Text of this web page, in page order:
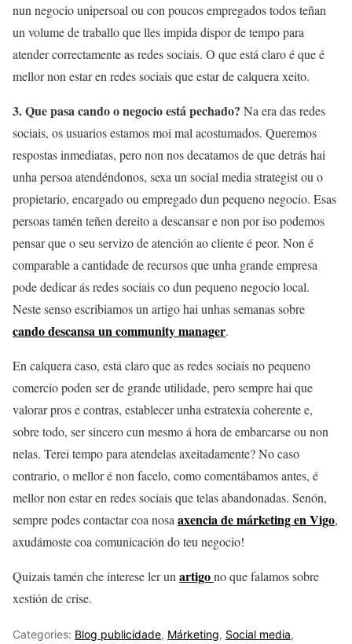
nun negocio unipersoal ou con poucos empregados todos teñan
un volume de traballo que lles impida dispor de tempo para
atender correctamente as redes sociais. O que está claro é que é
mellor non estar en redes sociais que estar de calquera xeito.
3. Que pasa cando o negocio está pechado? Na era das redes
sociais, os usuarios estamos moi mal acostumados. Queremos
respostas inmediatas, pero non nos decatamos de que detrás hai
unha persoa atendéndonos, sexa un social media strategist ou o
propietario, encargado ou empregado dun pequeno negocio. Esas
persoas tamén teñen dereito a descansar e non por iso podemos
pensar que o seu servizo de atención ao cliente é peor. Non é
comparable a cantidade de recursos que unha grande empresa
pode dedicar ás redes sociais co dun pequeno negocio local.
Neste senso escribiamos un artigo hai unhas semanas sobre
cando descansa un community manager.
En calquera caso, está claro que as redes sociais no pequeno
comercio poden ser de grande utilidade, pero sempre hai que
valorar pros e contras, establecer unha estratexia coherente e,
sobre todo, ser sincero cun mesmo á hora de embarcarse ou non
nelas. Terei tempo para atendelas axeitadamente? No caso
contrario, o mellor é non facelo, como comentábamos antes, é
mellor non estar en redes sociais que telas abandonadas. Senón,
sempre podes contactar coa nosa axencia de márketing en Vigo,
axudámoste coa comunicación do teu negocio!
Quizais tamén che interese ler un artigono que falamos sobre
xestión de crise.
Categories: Blog publicidade, Márketing, Social media,